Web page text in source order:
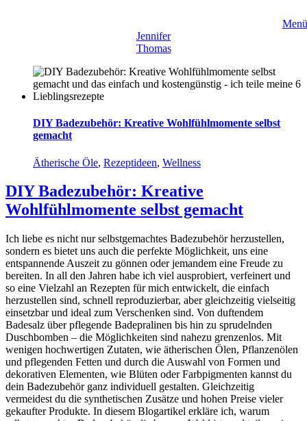
Menü
Jennifer
Thomas
DIY Badezubehör: Kreative Wohlfühlmomente selbst
gemacht
Ätherische Öle, Rezeptideen, Wellness
DIY Badezubehör: Kreative
Wohlfühlmomente selbst gemacht
Ich liebe es nicht nur selbstgemachtes Badezubehör herzustellen,
sondern es bietet uns auch die perfekte Möglichkeit, uns eine
entspannende Auszeit zu gönnen oder jemandem eine Freude zu
bereiten. In all den Jahren habe ich viel ausprobiert, verfeinert und
so eine Vielzahl an Rezepten für mich entwickelt, die einfach
herzustellen sind, schnell reproduzierbar, aber gleichzeitig vielseitig
einsetzbar und ideal zum Verschenken sind. Von duftendem
Badesalz über pflegende Badepralinen bis hin zu sprudelnden
Duschbomben – die Möglichkeiten sind nahezu grenzenlos. Mit
wenigen hochwertigen Zutaten, wie ätherischen Ölen, Pflanzenölen
und pflegenden Fetten und durch die Auswahl von Formen und
dekorativen Elementen, wie Blüten oder Farbpigmenten kannst du
dein Badezubehör ganz individuell gestalten. Gleichzeitig
vermeidest du die synthetischen Zusätze und hohen Preise vieler
gekaufter Produkte. In diesem Blogartikel erkläre ich, warum